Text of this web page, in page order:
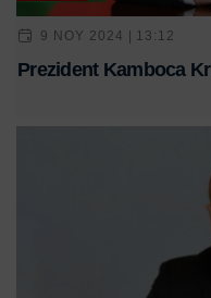
9 NOY 2024 | 13:12
Prezident Kamboca